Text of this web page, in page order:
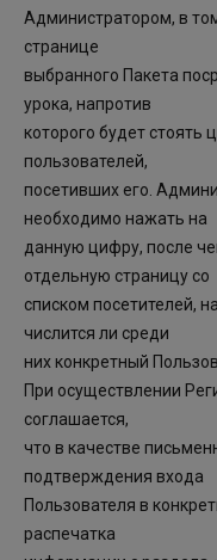
Администратором, в
странице
выбранного Пакета
урока, напротив
которого будет стоять
пользователей,
посетивших его.
необходимо нажать на
данную цифру, после
отдельную страницу со
списком посетителей,
числится ли среди
них конкретный
При осуществлении
соглашается,
что в качестве
подтверждения входа
Пользователя в
распечатка